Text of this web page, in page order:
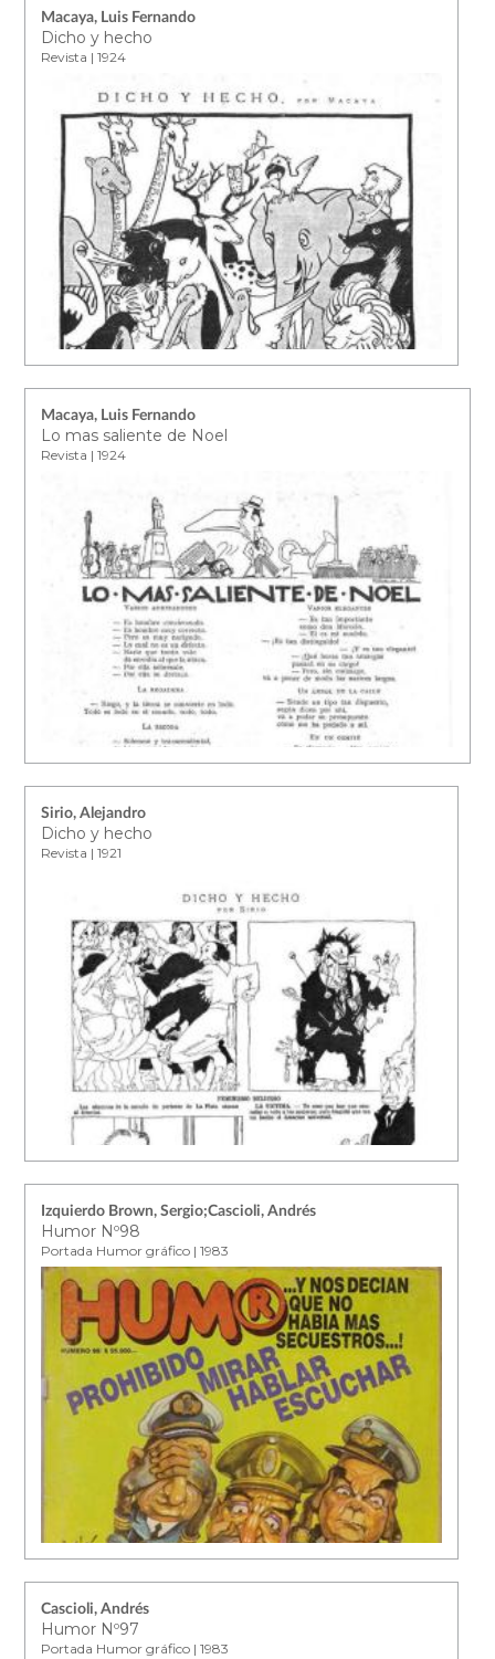
Macaya, Luis Fernando
Dicho y hecho
Revista | 1924
Macaya, Luis Fernando
Lo mas saliente de Noel
Revista | 1924
Sirio, Alejandro
Dicho y hecho
Revista | 1921
Izquierdo Brown, Sergio;Cascioli, Andrés
Humor Nº98
Portada Humor gráfico | 1983
Cascioli, Andrés
Humor Nº97
Portada Humor gráfico | 1983